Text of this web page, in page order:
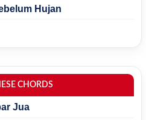
Hujan
CHORDS
Jua